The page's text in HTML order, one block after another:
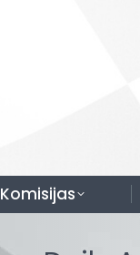
Komisijas